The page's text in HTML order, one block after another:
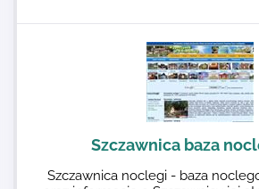
Szczawnica baza
Szczawnica noclegi - baza